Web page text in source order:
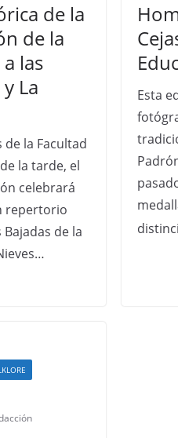
de la
de la
las
La
de la Facultad
la tarde, el
celebrará
repertorio
de la
Esta